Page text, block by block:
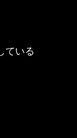
ている